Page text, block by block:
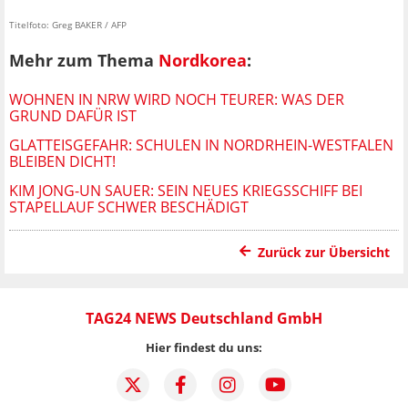
Titelfoto: Greg BAKER / AFP
Mehr zum Thema Nordkorea:
WOHNEN IN NRW WIRD NOCH TEURER: WAS DER
GRUND DAFÜR IST
GLATTEISGEFAHR: SCHULEN IN NORDRHEIN-WESTFALEN
BLEIBEN DICHT!
KIM JONG-UN SAUER: SEIN NEUES KRIEGSSCHIFF BEI
STAPELLAUF SCHWER BESCHÄDIGT
Zurück zur Übersicht
TAG24 NEWS Deutschland GmbH
Hier findest du uns: